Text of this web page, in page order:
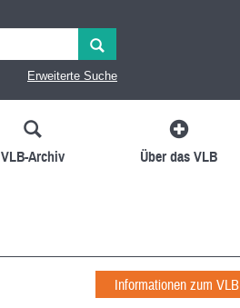
Erweiterte Suche
VLB-Archiv Über das VLB
Informationen zum VLB